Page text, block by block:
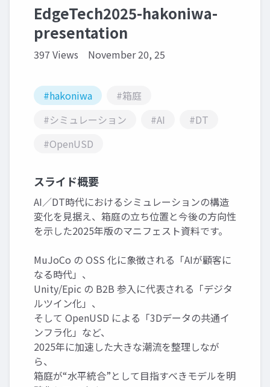
EdgeTech2025-hakoniwa-
presentation
397 Views November 20, 25
#hakoniwa
#箱庭
#シミュレーション
#AI
#DT
#OpenUSD
スライド概要
AI／DT時代におけるシミュレーションの構造
変化を見据え、箱庭の立ち位置と今後の方向性
を示した2025年版のマニフェスト資料です。
MuJoCo の OSS 化に象徴される「AIが顧客に
なる時代」、
Unity/Epic の B2B 参入に代表される「デジタ
ルツイン化」、
そして OpenUSD による「3Dデータの共通イ
ンフラ化」など、
2025年に加速した大きな潮流を整理しなが
ら、
箱庭が“水平統合”として目指すべきモデルを明